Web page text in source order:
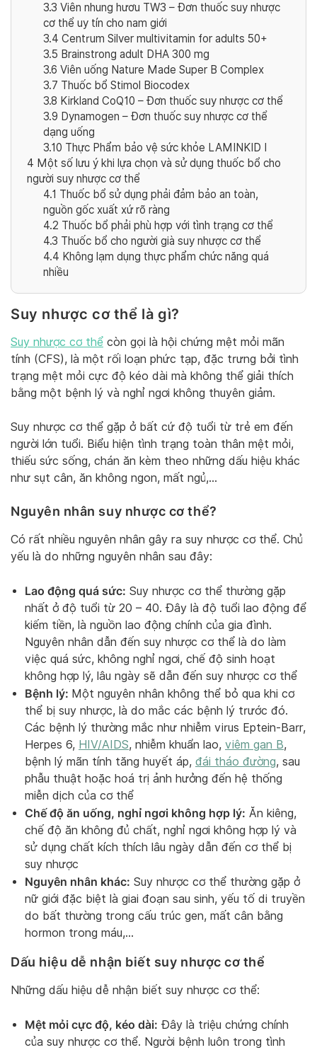
3.3 Viên nhung hươu TW3 – Đơn thuốc suy nhược
cơ thể uy tín cho nam giới
3.4 Centrum Silver multivitamin for adults 50+
3.5 Brainstrong adult DHA 300 mg
3.6 Viên uống Nature Made Super B Complex
3.7 Thuốc bổ Stimol Biocodex
3.8 Kirkland CoQ10 – Đơn thuốc suy nhược cơ thể
3.9 Dynamogen – Đơn thuốc suy nhược cơ thể
dạng uống
3.10 Thực Phẩm bảo vệ sức khỏe LAMINKID I
4 Một số lưu ý khi lựa chọn và sử dụng thuốc bổ cho
người suy nhược cơ thể
4.1 Thuốc bổ sử dụng phải đảm bảo an toàn,
nguồn gốc xuất xứ rõ ràng
4.2 Thuốc bổ phải phù hợp với tình trạng cơ thể
4.3 Thuốc bổ cho người già suy nhược cơ thể
4.4 Không lạm dụng thực phẩm chức năng quá
nhiều
Suy nhược cơ thể là gì?
Suy nhược cơ thể còn gọi là hội chứng mệt mỏi mãn
tính (CFS), là một rối loạn phức tạp, đặc trưng bởi tình
trạng mệt mỏi cực độ kéo dài mà không thể giải thích
bằng một bệnh lý và nghỉ ngơi không thuyên giảm.
Suy nhược cơ thể gặp ở bất cứ độ tuổi từ trẻ em đến
người lớn tuổi. Biểu hiện tình trạng toàn thân mệt mỏi,
thiếu sức sống, chán ăn kèm theo những dấu hiệu khác
như sụt cân, ăn không ngon, mất ngủ,…
Nguyên nhân suy nhược cơ thể?
Có rất nhiều nguyên nhân gây ra suy nhược cơ thể. Chủ
yếu là do những nguyên nhân sau đây:
Lao động quá sức: Suy nhược cơ thể thường gặp
nhất ở độ tuổi từ 20 – 40. Đây là độ tuổi lao động để
kiếm tiền, là nguồn lao động chính của gia đình.
Nguyên nhân dẫn đến suy nhược cơ thể là do làm
việc quá sức, không nghỉ ngơi, chế độ sinh hoạt
không hợp lý, lâu ngày sẽ dẫn đến suy nhược cơ thể
Bệnh lý: Một nguyên nhân không thể bỏ qua khi cơ
thể bị suy nhược, là do mắc các bệnh lý trước đó.
Các bệnh lý thường mắc như nhiễm virus Eptein-Barr,
Herpes 6, HIV/AIDS, nhiễm khuẩn lao, viêm gan B,
bệnh lý mãn tính tăng huyết áp, đái tháo đường, sau
phẫu thuật hoặc hoá trị ảnh hưởng đến hệ thống
miễn dịch của cơ thể
Chế độ ăn uống, nghỉ ngơi không hợp lý: Ăn kiêng,
chế độ ăn không đủ chất, nghỉ ngơi không hợp lý và
sử dụng chất kích thích lâu ngày dẫn đến cơ thể bị
suy nhược
Nguyên nhân khác: Suy nhược cơ thể thường gặp ở
nữ giới đặc biệt là giai đoạn sau sinh, yếu tố di truyền
do bất thường trong cấu trúc gen, mất cân bằng
hormon trong máu,…
Dấu hiệu dễ nhận biết suy nhược cơ thể
Những dấu hiệu dễ nhận biết suy nhược cơ thể:
Mệt mỏi cực độ, kéo dài: Đây là triệu chứng chính
của suy nhược cơ thể. Người bệnh luôn trong tình